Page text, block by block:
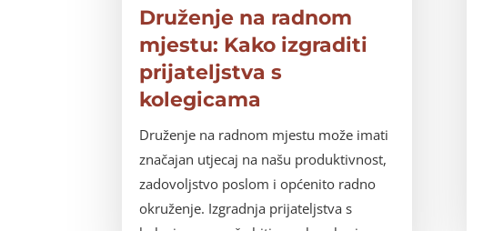
Druženje na radnom
mjestu: Kako izgraditi
prijateljstva s
kolegicama
Druženje na radnom mjestu može imati
značajan utjecaj na našu produktivnost,
zadovoljstvo poslom i općenito radno
okruženje. Izgradnja prijateljstva s